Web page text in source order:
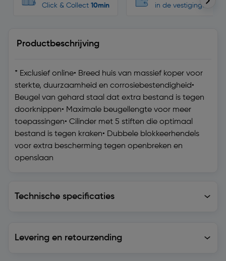
Click & Collect 10min
in de vestigingen
Productbeschrijving
* Exclusief online• Breed huis van massief koper voor
sterkte, duurzaamheid en corrosiebestendigheid•
Beugel van gehard staal dat extra bestand is tegen
doorknippen• Maximale beugellengte voor meer
toepassingen• Cilinder met 5 stiften die optimaal
bestand is tegen kraken• Dubbele blokkeerhendels
voor extra bescherming tegen openbreken en
openslaan
Technische specificaties
Levering en retourzending